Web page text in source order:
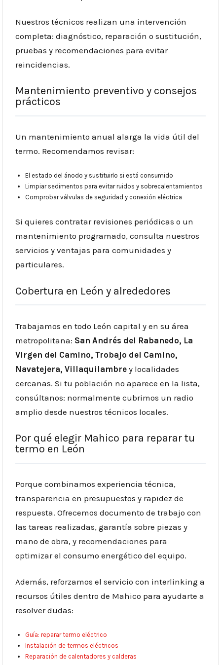
Nuestros técnicos realizan una intervención
completa: diagnóstico, reparación o sustitución,
pruebas y recomendaciones para evitar
reincidencias.
Mantenimiento preventivo y consejos
prácticos
Un mantenimiento anual alarga la vida útil del
termo. Recomendamos revisar:
El estado del ánodo y sustituirlo si está consumido
Limpiar sedimentos para evitar ruidos y sobrecalentamientos
Comprobar válvulas de seguridad y conexión eléctrica
Si quieres contratar revisiones periódicas o un
mantenimiento programado, consulta nuestros
servicios y ventajas para comunidades y
particulares.
Cobertura en León y alrededores
Trabajamos en todo León capital y en su área
metropolitana: San Andrés del Rabanedo, La
Virgen del Camino, Trobajo del Camino,
Navatejera, Villaquilambre y localidades
cercanas. Si tu población no aparece en la lista,
consúltanos: normalmente cubrimos un radio
amplio desde nuestros técnicos locales.
Por qué elegir Mahico para reparar tu
termo en León
Porque combinamos experiencia técnica,
transparencia en presupuestos y rapidez de
respuesta. Ofrecemos documento de trabajo con
las tareas realizadas, garantía sobre piezas y
mano de obra, y recomendaciones para
optimizar el consumo energético del equipo.
Además, reforzamos el servicio con interlinking a
recursos útiles dentro de Mahico para ayudarte a
resolver dudas:
Guía: reparar termo eléctrico
Instalación de termos eléctricos
Reparación de calentadores y calderas